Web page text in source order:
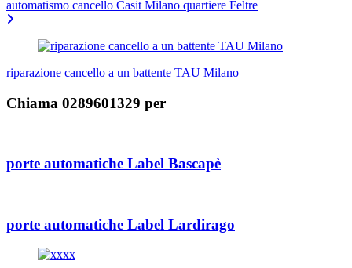
automatismo cancello Casit Milano quartiere Feltre
riparazione cancello a un battente TAU Milano
Chiama 0289601329 per
porte automatiche Label Bascapè
porte automatiche Label Lardirago